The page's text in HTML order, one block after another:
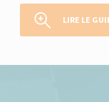
LIRE LE